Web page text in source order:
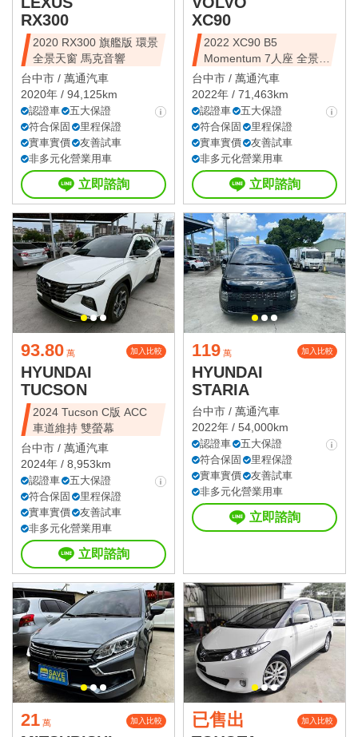
RX300
2020 RX300 旗艦版 環景
全景天窗 馬克音響
台中市 / 萬通汽車
2020年 / 94,125km
認證車
五大保證
符合保固
里程保證
實車實價
友善試車
非多元化營業用車
立即諮詢
XC90
2022 XC90 B5
Momentum 7人座 全景天
窗
台中市 / 萬通汽車
2022年 / 71,463km
認證車
五大保證
符合保固
里程保證
實車實價
友善試車
非多元化營業用車
立即諮詢
93.80 萬 加入比較
HYUNDAI
TUCSON
2024 Tucson C版 ACC
車道維持 雙螢幕
台中市 / 萬通汽車
2024年 / 8,953km
認證車
五大保證
符合保固
里程保證
實車實價
友善試車
非多元化營業用車
立即諮詢
119 萬 加入比較
HYUNDAI
STARIA
台中市 / 萬通汽車
2022年 / 54,000km
認證車
五大保證
符合保固
里程保證
實車實價
友善試車
非多元化營業用車
立即諮詢
21 萬 加入比較 已售出 加入比較